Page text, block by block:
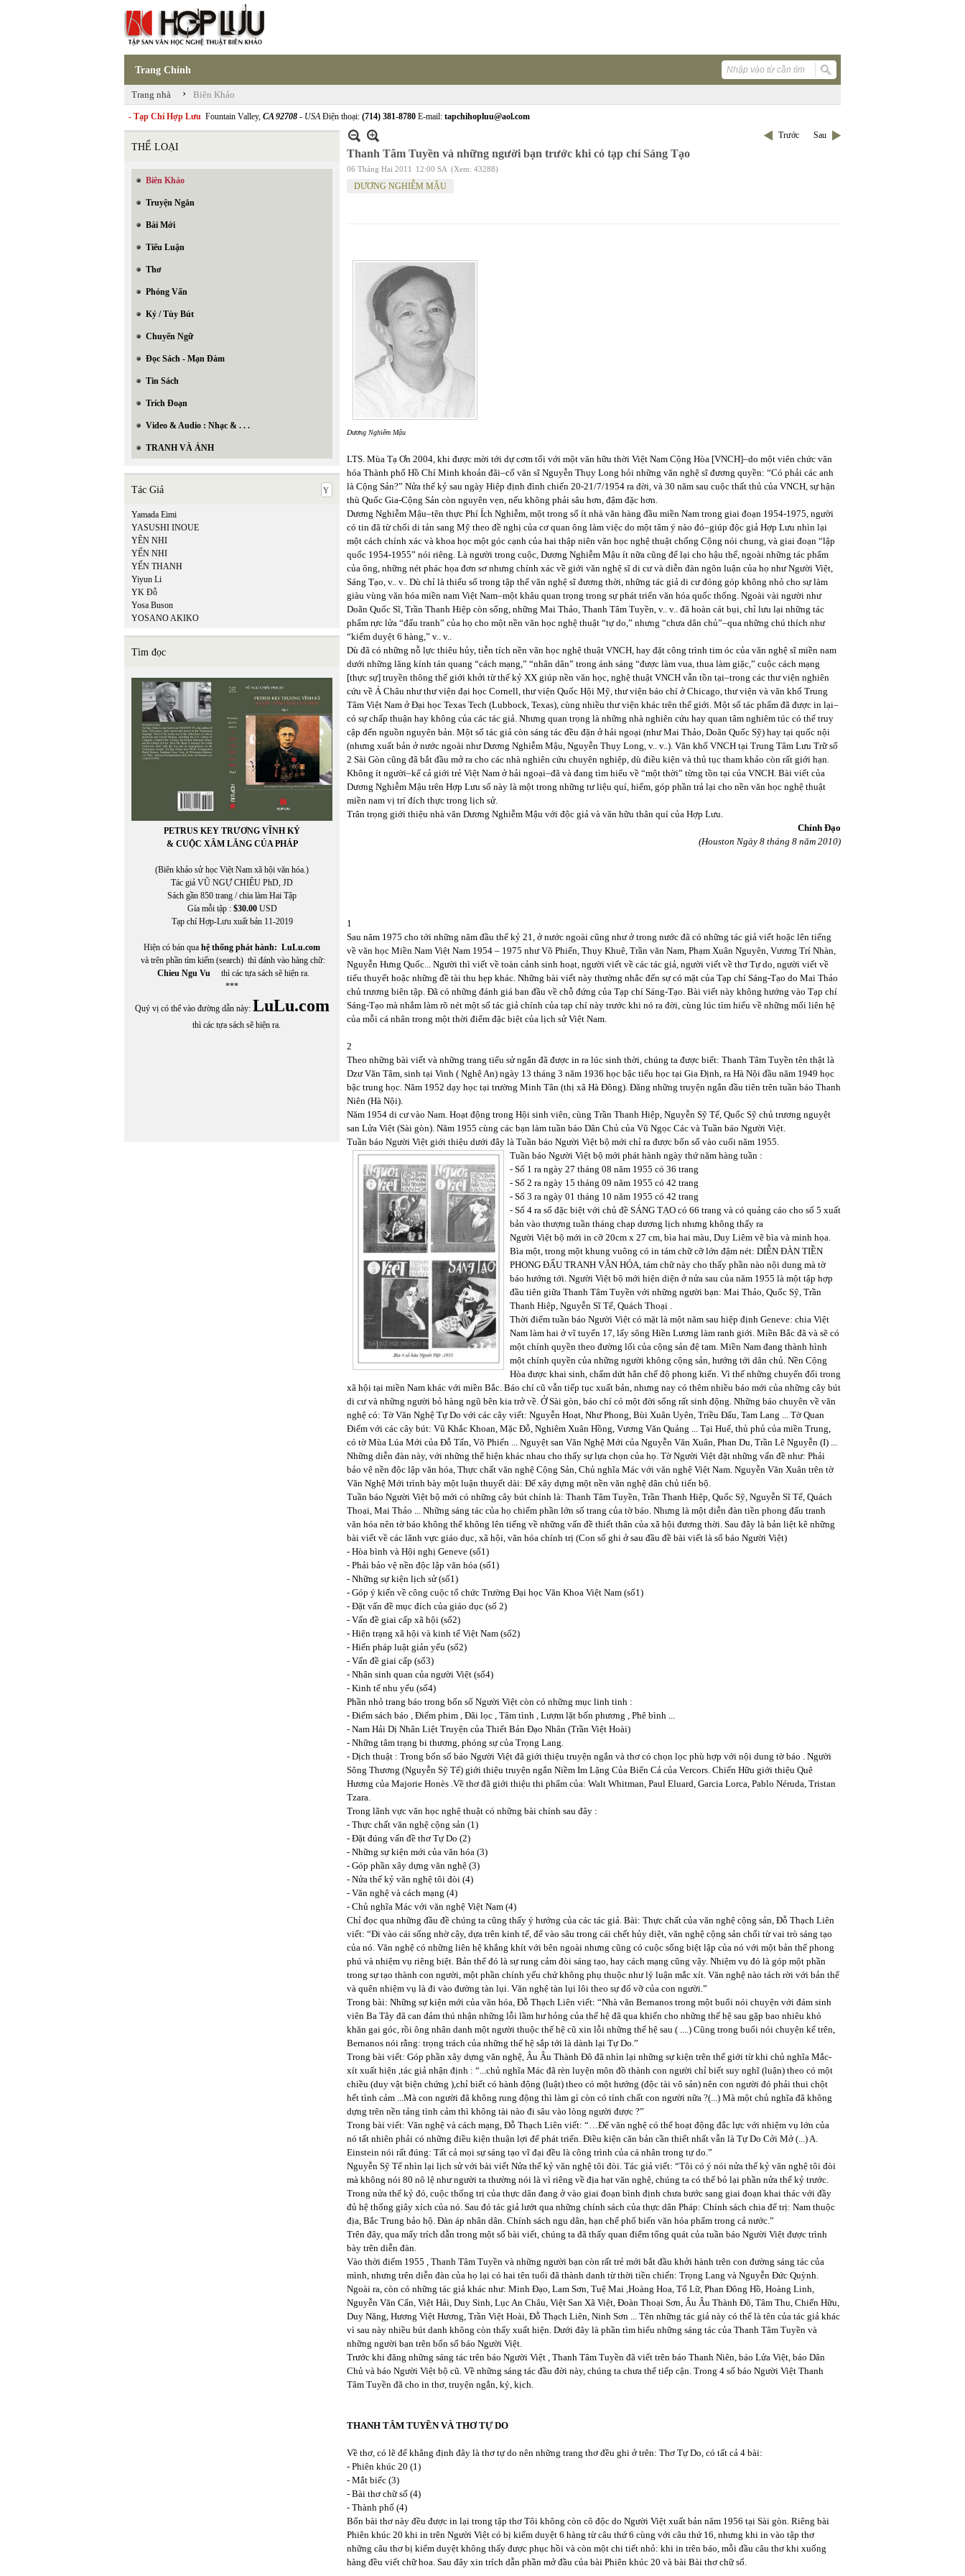
Trang Chính
Trang nhà › Biên Khảo
- Tạp Chí Hợp Lưu Fountain Valley, CA 92708 - USAĐiện thoại: (714) 381-8780 E-mail: tapchihopluu@aol.com
THỂ LOẠI
Biên Khảo
Truyện Ngắn
Bài Mới
Tiểu Luận
Thơ
Phỏng Vấn
Ký / Tùy Bút
Chuyển Ngữ
Đọc Sách - Mạn Đàm
Tin Sách
Trích Đoạn
Video & Audio : Nhạc & . . .
TRANH VÀ ẢNH
Tác Giả
Yamada Eimi
YASUSHI INOUE
YÊN NHI
YẾN NHI
YẾN THANH
Yiyun Li
YK Đỗ
Yosa Buson
YOSANO AKIKO
Tìm đọc
PETRUS KEY TRƯƠNG VĨNH KÝ
& CUỘC XÂM LĂNG CỦA PHÁP
(Biên khảo sử học Việt Nam xã hội văn hóa.)
Tác giả VŨ NGỰ CHIÊU PhD, JD
Sách gần 850 trang / chia làm Hai Tập
Gía mỗi tập : $30.00USD
Tạp chí Hợp-Lưu xuất bản 11-2019
Hiện có bán qua hệ thống phát hành: LuLu.com
và trên phần tìm kiếm (search) thì đánh vào hàng chữ:
Chieu Ngu Vu thì các tựa sách sẽ hiện ra.
***
Quý vị có thể vào đường dẫn này: LuLu.com
thì các tựa sách sẽ hiện ra.
Trước Sau
Thanh Tâm Tuyền và những người bạn trước khi có tạp chí Sáng Tạo
06 Tháng Hai 2011 12:00 SA (Xem: 43288)
DƯƠNG NGHIỄM MẬU
Dương Nghiễm Mậu
LTS. Mùa Tạ Ơn 2004, khi được mời tới dự cơm tối với một văn hữu thời Việt Nam Cộng Hòa [VNCH]–do một viên chức văn
hóa Thành phố Hồ Chí Minh khoản đãi–cố văn sĩ Nguyễn Thụy Long hỏi những văn nghệ sĩ đương quyền: “Có phải các anh
là Cộng Sản?” Nửa thế kỷ sau ngày Hiệp định đình chiến 20-21/7/1954 ra đời, và 30 năm sau cuộc thất thủ của VNCH, sự hận
thù Quốc Gia-Cộng Sản còn nguyên vẹn, nếu không phải sâu hơn, đậm đặc hơn.
Dương Nghiễm Mậu–tên thực Phí Ích Nghiễm, một trong số ít nhà văn hàng đầu miền Nam trong giai đoạn 1954-1975, người
có tin đã từ chối di tản sang Mỹ theo đề nghị của cơ quan ông làm việc do một tâm ý nào đó–giúp độc giả Hợp Lưu nhìn lại
một cách chính xác và khoa học một góc cạnh của hai thập niên văn học nghệ thuật chống Cộng nói chung, và giai đoạn “lập
quốc 1954-1955” nói riêng. Là người trong cuộc, Dương Nghiễm Mậu ít nữa cũng để lại cho hậu thế, ngoài những tác phẩm
của ông, những nét phác họa đơn sơ nhưng chính xác về giới văn nghệ sĩ di cư và diễn đàn ngôn luận của họ như Người Việt,
Sáng Tạo, v.. v.. Dù chỉ là thiểu số trong tập thể văn nghệ sĩ đương thời, những tác giả di cư đóng góp không nhỏ cho sự làm
giàu vùng văn hóa miền nam Việt Nam–một khâu quan trọng trong sự phát triển văn hóa quốc thống. Ngoài vài người như
Doãn Quốc Sĩ, Trần Thanh Hiệp còn sống, những Mai Thảo, Thanh Tâm Tuyền, v.. v.. đã hoàn cát bụi, chỉ lưu lại những tác
phẩm rực lửa “đấu tranh” của họ cho một nền văn học nghệ thuật “tự do,” nhưng “chưa dân chủ”–qua những chú thích như
“kiểm duyệt 6 hàng,” v.. v..
Dù đã có những nỗ lực thiêu hủy, tiễn tích nền văn học nghệ thuật VNCH, hay đặt công trình tim óc của văn nghệ sĩ miền nam
dưới những lăng kính tán quang “cách mạng,” “nhân dân” trong ánh sáng “được làm vua, thua làm giặc,” cuộc cách mạng
[thực sự] truyền thông thế giới khởi từ thế kỷ XX giúp nền văn học, nghệ thuật VNCH vẫn tồn tại–trong các thư viện nghiên
cứu về Á Châu như thư viện đại học Cornell, thư viện Quốc Hội Mỹ, thư viện báo chí ở Chicago, thư viện và văn khố Trung
Tâm Việt Nam ở Đại học Texas Tech (Lubbock, Texas), cùng nhiều thư viện khác trên thế giới. Một số tác phẩm đã được in lại–
có sự chấp thuận hay không của các tác giả. Nhưng quan trọng là những nhà nghiên cứu hay quan tâm nghiêm túc có thể truy
cập đến nguồn nguyên bản. Một số tác giả còn sáng tác đều đặn ở hải ngoại (như Mai Thảo, Doãn Quốc Sỹ) hay tại quốc nội
(nhưng xuất bản ở nước ngoài như Dương Nghiễm Mậu, Nguyễn Thụy Long, v.. v..). Văn khố VNCH tại Trung Tâm Lưu Trữ số
2 Sài Gòn cũng đã bắt đầu mở ra cho các nhà nghiên cứu chuyên nghiệp, dù điều kiện và thủ tục tham khảo còn rất giới hạn.
Không ít người–kể cả giới trẻ Việt Nam ở hải ngoại–đã và đang tìm hiểu về “một thời” từng tồn tại của VNCH. Bài viết của
Dương Nghiễm Mậu trên Hợp Lưu số này là một trong những tư liệu quí, hiếm, góp phần trả lại cho nền văn học nghệ thuật
miền nam vị trí đích thực trong lịch sử.
Trân trọng giới thiệu nhà văn Dương Nghiễm Mậu với độc giả và văn hữu thân quí của Hợp Lưu.
Chính Đạo
(Houston Ngày 8 tháng 8 năm 2010)
1
Sau năm 1975 cho tới những năm đầu thế kỷ 21, ở nước ngoài cũng như ở trong nước đã có những tác giả viết hoặc lên tiếng
về văn học Miền Nam Việt Nam 1954 – 1975 như Võ Phiến, Thụy Khuê, Trần văn Nam, Phạm Xuân Nguyên, Vương Trí Nhàn,
Nguyễn Hưng Quốc... Người thì viết về toàn cảnh sinh hoạt, người viết về các tác giả, người viết về thơ Tự do, người viết về
tiểu thuyết hoặc những đề tài thu hẹp khác. Những bài viết này thường nhắc đến sự có mặt của Tạp chí Sáng-Tạo do Mai Thảo
chủ trương biên tập. Đã có những đánh giá ban đầu về chỗ đứng của Tạp chí Sáng-Tạo. Bài viết này không hướng vào Tạp chí
Sáng-Tạo mà nhắm làm rõ nét một số tác giả chính của tạp chí này trước khi nó ra đời, cùng lúc tìm hiểu về những mối liên hệ
của mỗi cá nhân trong một thời điểm đặc biệt của lịch sử Việt Nam.
2
Theo những bài viết và những trang tiểu sử ngắn đã được in ra lúc sinh thời, chúng ta được biết: Thanh Tâm Tuyền tên thật là
Dzư Văn Tâm, sinh tại Vinh ( Nghệ An) ngày 13 tháng 3 năm 1936 học bậc tiểu học tại Gia Định, ra Hà Nội đầu năm 1949 học
bậc trung học. Năm 1952 dạy học tại trường Minh Tân (thị xã Hà Đông). Đăng những truyện ngắn đầu tiên trên tuần báo Thanh
Niên (Hà Nội).
Năm 1954 di cư vào Nam. Hoạt động trong Hội sinh viên, cùng Trần Thanh Hiệp, Nguyễn Sỹ Tế, Quốc Sỹ chủ trương nguyệt
san Lửa Việt (Sài gòn). Năm 1955 cùng các bạn làm tuần báo Dân Chủ của Vũ Ngọc Các và Tuần báo Người Việt.
Tuần báo Người Việt giới thiệu dưới đây là Tuần báo Người Việt bộ mới chỉ ra được bốn số vào cuối năm 1955.
Tuần báo Người Việt bộ mới phát hành ngày thứ năm hàng tuần :
- Số 1 ra ngày 27 tháng 08 năm 1955 có 36 trang
- Số 2 ra ngày 15 tháng 09 năm 1955 có 42 trang
- Số 3 ra ngày 01 tháng 10 năm 1955 có 42 trang
- Số 4 ra số đặc biệt với chủ đề SÁNG TẠO có 66 trang và có quảng cáo cho số 5 xuất
bản vào thượng tuần tháng chạp dương lịch nhưng không thấy ra
Người Việt bộ mới in cỡ 20cm x 27 cm, bìa hai màu, Duy Liêm vẽ bìa và minh họa.
Bìa một, trong một khung vuông có in tám chữ cỡ lớn đậm nét: DIỄN ĐÀN TIỀN
PHONG ĐẤU TRANH VĂN HÓA, tám chữ này cho thấy phần nào nội dung mà tờ
báo hướng tới. Người Việt bộ mới hiện diện ở nửa sau của năm 1955 là một tập hợp
đầu tiên giữa Thanh Tâm Tuyền với những người bạn: Mai Thảo, Quốc Sỹ, Trần
Thanh Hiệp, Nguyễn Sĩ Tế, Quách Thoại .
Thời điểm tuần báo Người Việt có mặt là một năm sau hiệp định Geneve: chia Việt
Nam làm hai ở vĩ tuyến 17, lấy sông Hiền Lương làm ranh giới. Miền Bắc đã và sẽ có
một chính quyền theo đường lối của cộng sản đệ tam. Miền Nam đang thành hình
một chính quyền của những người không cộng sản, hướng tới dân chủ. Nền Cộng
Hòa được khai sinh, chấm dứt hẳn chế độ phong kiến. Vì thế những chuyển đổi trong
xã hội tại miền Nam khác với miền Bắc. Báo chí cũ vẫn tiếp tục xuất bản, nhưng nay có thêm nhiều báo mới của những cây bút
di cư và những người bỏ hàng ngũ bên kia trở về. Ở Sài gòn, báo chí có một đời sống rất sinh động. Những báo chuyên về văn
nghệ có: Tờ Văn Nghệ Tự Do với các cây viết: Nguyễn Hoạt, Như Phong, Bùi Xuân Uyên, Triều Đẩu, Tam Lang ... Tờ Quan
Điểm với các cây bút: Vũ Khắc Khoan, Mặc Đỗ, Nghiêm Xuân Hồng, Vương Văn Quảng ... Tại Huế, thủ phủ của miền Trung,
có tờ Mùa Lúa Mới của Đỗ Tấn, Võ Phiến ... Nguyệt san Văn Nghệ Mới của Nguyễn Văn Xuân, Phan Du, Trần Lê Nguyễn (I) ...
Những diễn đàn này, với những thể hiện khác nhau cho thấy sự lựa chọn của họ. Tờ Người Việt đặt những vấn đề như: Phải
bảo vệ nền độc lập văn hóa, Thực chất văn nghệ Cộng Sản, Chủ nghĩa Mác với văn nghệ Việt Nam. Nguyễn Văn Xuân trên tờ
Văn Nghệ Mới trình bày một luận thuyết dài: Để xây dựng một nền văn nghệ dân chủ tiến bộ.
Tuần báo Người Việt bộ mới có những cây bút chính là: Thanh Tâm Tuyền, Trần Thanh Hiệp, Quốc Sỹ, Nguyễn Sĩ Tế, Quách
Thoại, Mai Thảo ... Những sáng tác của họ chiếm phần lớn số trang của tờ báo. Nhưng là một diễn đàn tiền phong đấu tranh
văn hóa nên tờ báo không thể không lên tiếng về những vấn đề thiết thân của xã hội đương thời. Sau đây là bản liệt kê những
bài viết về các lãnh vực giáo dục, xã hội, văn hóa chính trị (Con số ghi ở sau đầu đề bài viết là số báo Người Việt)
- Hòa bình và Hội nghị Geneve (số1)
- Phải bảo vệ nền độc lập văn hóa (số1)
- Những sự kiện lịch sử (số1)
- Góp ý kiến về công cuộc tổ chức Trường Đại học Văn Khoa Việt Nam (số1)
- Đặt vấn đề mục đích của giáo dục (số 2)
- Vấn đề giai cấp xã hội (số2)
- Hiện trạng xã hội và kinh tế Việt Nam (số2)
- Hiến pháp luật giản yếu (số2)
- Vấn đề giai cấp (số3)
- Nhân sinh quan của người Việt (số4)
- Kinh tế nhu yếu (số4)
Phần nhỏ trang báo trong bốn số Người Việt còn có những mục linh tinh :
- Điểm sách báo , Điểm phim , Đãi lọc , Tâm tình , Lượm lặt bốn phương , Phê bình ...
- Nam Hải Dị Nhân Liệt Truyện của Thiết Bản Đạo Nhân (Trần Việt Hoài)
- Những tâm trạng bi thương, phóng sự của Trọng Lang.
- Dịch thuật : Trong bốn số báo Người Việt đã giới thiệu truyện ngắn và thơ có chọn lọc phù hợp với nội dung tờ báo . Người
Sông Thương (Nguyễn Sỹ Tế) giới thiệu truyện ngắn Niềm Im Lặng Của Biển Cả của Vercors. Chiến Hữu giới thiệu Quê
Hương của Majorie Honès .Về thơ đã giới thiệu thi phẩm của: Walt Whitman, Paul Eluard, Garcia Lorca, Pablo Néruda, Tristan
Tzara.
Trong lãnh vực văn học nghệ thuật có những bài chính sau đây :
- Thực chất văn nghệ cộng sản (1)
- Đặt đúng vấn đề thơ Tự Do (2)
- Những sự kiện mới của văn hóa (3)
- Góp phần xây dựng văn nghệ (3)
- Nửa thế kỷ văn nghệ tôi đòi (4)
- Văn nghệ và cách mạng (4)
- Chủ nghĩa Mác với văn nghệ Việt Nam (4)
Chỉ đọc qua những đầu đề chúng ta cũng thấy ý hướng của các tác giả. Bài: Thực chất của văn nghệ cộng sản, Đỗ Thạch Liên
viết: “Đi vào cái sống nhờ cậy, dựa trên kinh tế, để vào sâu trong cái chết hủy diệt, văn nghệ cộng sản chối từ vai trò sáng tạo
của nó. Văn nghệ có những liên hệ khắng khít với bên ngoài nhưng cũng có cuộc sống biệt lập của nó với một bản thể phong
phú và nhiệm vụ riêng biệt. Bản thể đó là sự rung cảm đòi sáng tạo, hay cách mạng cũng vậy. Nhiệm vụ đó là góp một phần
trong sự tạo thành con người, một phần chính yếu chứ không phụ thuộc như lý luận mắc xít. Văn nghệ nào tách rời với bản thể
và quên nhiệm vụ là đi vào đường tàn lụi. Văn nghệ tàn lụi lôi theo sự đổ vỡ của con người.”
Trong bài: Những sự kiện mới của văn hóa, Đỗ Thạch Liên viết: “Nhà văn Bernanos trong một buổi nói chuyện với đám sinh
viên Ba Tây đã can đảm thú nhận những lỗi lầm hư hỏng của thế hệ đã qua khiến cho những thế hệ sau gặp bao nhiêu khó
khăn gai góc, rồi ông nhân danh một người thuộc thế hệ cũ xin lỗi những thế hệ sau ( ....) Cũng trong buổi nói chuyện kể trên,
Bernanos nói rằng: trọng trách của những thế hệ sắp tới là dành lại Tự Do.”
Trong bài viết: Góp phần xây dựng văn nghệ, Âu Âu Thành Đô đã nhìn lại những sự kiện trên thế giới từ khi chủ nghĩa Mắc-
xít xuất hiện ,tác giả nhận định : “...chủ nghĩa Mác đã rèn luyện môn đồ thành con người chỉ biết suy nghĩ (luận) theo có một
chiều (duy vật biện chứng ),chỉ biết có hành động (luật) theo có một hướng (độc tài vô sản) nên con người đó phải thui chột
hết tình cảm ...Mà con người đã không rung động thì làm gì còn có tính chất con người nữa ?(...) Mà một chủ nghĩa đã không
dựng trên nền tảng tình cảm thì không tài nào đi sâu vào lòng người được ?”
Trong bài viết: Văn nghệ và cách mạng, Đỗ Thạch Liên viết: “…Để văn nghệ có thể hoạt động đắc lực với nhiệm vụ lớn của
nó tất nhiên phải có những điều kiện thuận lợi để phát triển. Điều kiện căn bản cần thiết nhất vẫn là Tự Do Cởi Mở (...) A.
Einstein nói rất đúng: Tất cả mọi sự sáng tạo vĩ đại đều là công trình của cá nhân trong tự do.”
Nguyễn Sỹ Tế nhìn lại lịch sử với bài viết Nửa thế kỷ văn nghệ tôi đòi. Tác giả viết: “Tôi có ý nói nửa thế kỷ văn nghệ tôi đòi
mà không nói 80 nô lệ như người ta thường nói là vì riêng về địa hạt văn nghệ, chúng ta có thể bỏ lại phần nửa thế kỷ trước.
Trong nửa thế kỷ đó, cuộc thống trị của thực dân đang ở vào giai đoạn bình định chưa bước sang giai đoạn khai thác với đầy
đủ hệ thống giây xích của nó. Sau đó tác giả lướt qua những chính sách của thực dân Pháp: Chính sách chia để trị: Nam thuộc
địa, Bắc Trung bảo hộ. Đàn áp nhân dân. Chính sách ngu dân, hạn chế phổ biến văn hóa phẩm trong cả nước.”
Trên đây, qua mấy trích dẫn trong một số bài viết, chúng ta đã thấy quan điểm tổng quát của tuần báo Người Việt được trình
bày trên diễn đàn.
Vào thời điểm 1955 , Thanh Tâm Tuyền và những người bạn còn rất trẻ mới bắt đầu khởi hành trên con đường sáng tác của
mình, nhưng trên diễn đàn của họ lại có hai tên tuổi đã thành danh từ thời tiền chiến: Trọng Lang và Nguyễn Đức Quỳnh.
Ngoài ra, còn có những tác giả khác như: Minh Đạo, Lam Sơn, Tuệ Mai ,Hoàng Hoa, Tố Lữ, Phan Đông Hồ, Hoàng Linh,
Nguyễn Văn Cẩn, Việt Hải, Duy Sinh, Lục An Châu, Việt San Xã Việt, Đoàn Thoại Sơn, Âu Âu Thành Đô, Tâm Thu, Chiến Hữu,
Duy Năng, Hương Việt Hương, Trần Việt Hoài, Đỗ Thạch Liên, Ninh Sơn ... Tên những tác giả này có thể là tên của tác giả khác
vì sau này nhiều bút danh không còn thấy xuất hiện. Dưới đây là phần tìm hiểu những sáng tác của Thanh Tâm Tuyền và
những người bạn trên bốn số báo Người Việt.
Trước khi đăng những sáng tác trên báo Người Việt , Thanh Tâm Tuyền đã viết trên báo Thanh Niên, báo Lửa Việt, báo Dân
Chủ và báo Người Việt bộ cũ. Về những sáng tác đầu đời này, chúng ta chưa thể tiếp cận. Trong 4 số báo Người Việt Thanh
Tâm Tuyền đã cho in thơ, truyện ngắn, ký, kịch.
THANH TÂM TUYỀN VÀ THƠ TỰ DO
Về thơ, có lẽ để khẳng định đây là thơ tự do nên những trang thơ đều ghi ở trên: Thơ Tự Do, có tất cả 4 bài:
- Phiên khúc 20 (1)
- Mắt biếc (3)
- Bài thơ chữ số (4)
- Thành phố (4)
Bốn bài thơ này đều được in lại trong tập thơ Tôi không còn cô độc do Người Việt xuất bản năm 1956 tại Sài gòn. Riêng bài
Phiên khúc 20 khi in trên Người Việt có bị kiểm duyệt 6 hàng từ câu thứ 6 cùng với câu thứ 16, nhưng khi in vào tập thơ
những câu thơ bị kiểm duyệt không thấy được phục hồi và còn một chi tiết nhỏ: khi in trên báo, mỗi đầu câu thơ khi xuống
hàng đều viết chữ hoa. Sau đây xin trích dẫn phần mở đầu của bài Phiên khúc 20 và bài Bài thơ chữ số.